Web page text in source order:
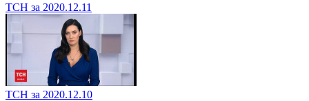
ТСН за 2020.12.11
ТСН за 2020.12.10